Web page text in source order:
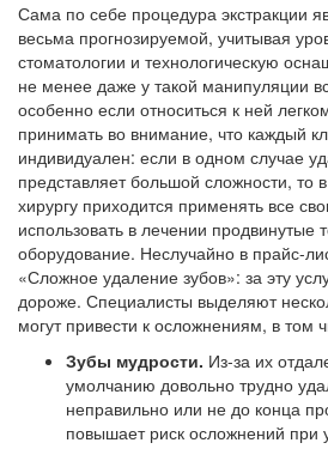
Сама по себе процедура экстракции
весьма прогнозируемой, учитывая
стоматологии и технологическую
не менее даже у такой манипуляции
особенно если относиться к ней
принимать во внимание, что каждый
индивидуален: если в одном случае
представляет большой сложности, то
хирургу приходится применять все
использовать в лечении продвинутые
оборудование. Неслучайно в прайс-
«Сложное удаление зубов»: за эту
дороже. Специалисты выделяют
могут привести к осложнениям, в том
Зубы мудрости. Из-за их
умолчанию довольно трудно
неправильно или не до конца
повышает риск осложнений при